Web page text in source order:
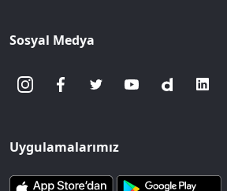
Sosyal Medya
Uygulamalarımız